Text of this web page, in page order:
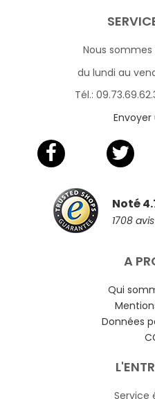
Nous
du lundi au
Tél.:
Noté
1708
A
Qui
Données
Service